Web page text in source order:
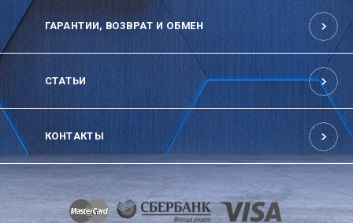
ГАРАНТИИ, ВОЗВРАТ И ОБМЕН
СТАТЬИ
КОНТАКТЫ